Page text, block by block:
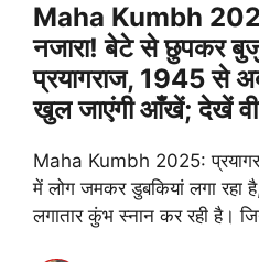
Maha Kumbh
नजारा! बेटे से छुपकर
प्रयागराज, 1945 से
खुल जाएंगी आँखें; देखें
Maha Kumbh 2025:
में लोग जमकर डुबकियां लगा रहा
लगातार कुंभ स्नान कर रही है।